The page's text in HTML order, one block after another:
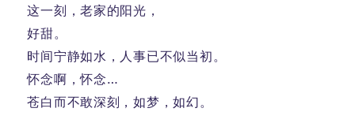
这一刻，老家的阳光，
好甜。
时间宁静如水，人事已不似当初。
怀念啊，怀念…
苍白而不敢深刻，如梦，如幻。